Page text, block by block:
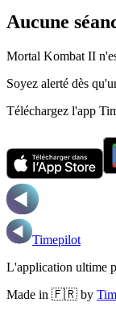
Aucune
Mortal Kombat II
Soyez alerté dès
Téléchargez l'app
Timepilot
L'application ultime
Made in 🇫🇷 by